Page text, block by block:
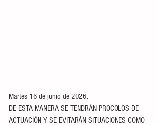
Martes 16 de junio de 2026.
DE ESTA MANERA SE TENDRÁN PROCOLOS DE
ACTUACIÓN Y SE EVITARÁN SITUACIONES COMO